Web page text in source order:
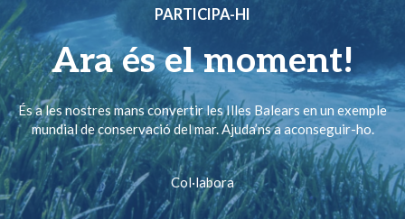
PARTICIPA-HI
Ara és el moment!
És a les nostres mans convertir les Illes Balears en un exemple
mundial de conservació del mar. Ajuda’ns a aconseguir-ho.
Col·labora